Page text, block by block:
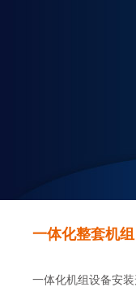
一体化整套机组
一体化机组设备安